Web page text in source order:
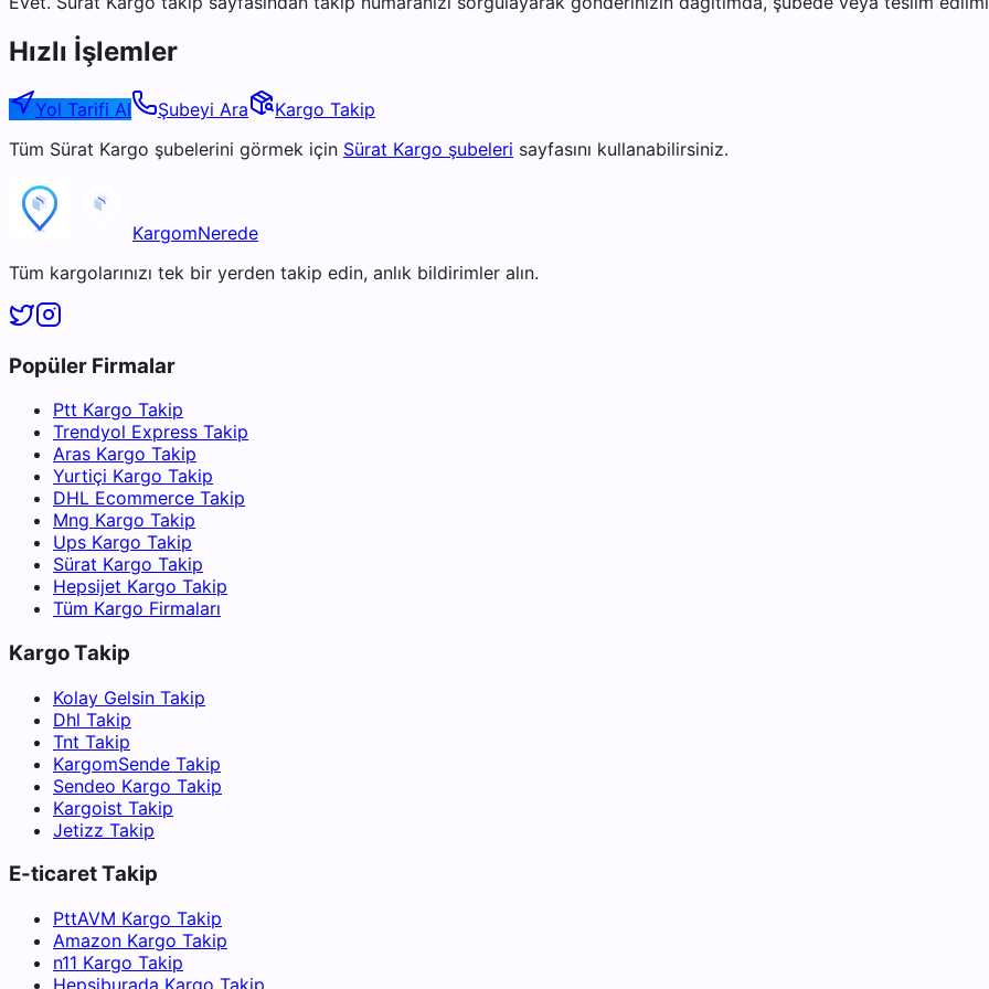
Hızlı İşlemler
Yol Tarifi Al Şubeyi Ara
Kargo Takip
Tüm Sürat Kargo şubelerini görmek için Sürat Kargo şubeleri sayfasını kullanabilirsiniz.
KargomNerede
Tüm kargolarınızı tek bir yerden takip edin, anlık bildirimler alın.
Popüler Firmalar
Ptt Kargo Takip
Trendyol Express Takip
Aras Kargo Takip
Yurtiçi Kargo Takip
DHL Ecommerce Takip
Mng Kargo Takip
Ups Kargo Takip
Sürat Kargo Takip
Hepsijet Kargo Takip
Tüm Kargo Firmaları
Kargo Takip
Kolay Gelsin Takip
Dhl Takip
Tnt Takip
KargomSende Takip
Sendeo Kargo Takip
Kargoist Takip
Jetizz Takip
E-ticaret Takip
PttAVM Kargo Takip
Amazon Kargo Takip
n11 Kargo Takip